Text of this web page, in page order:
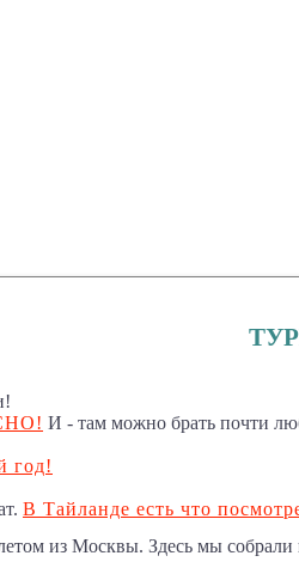
И - там можно брать почти
год!
В Тайланде есть что
из Москвы. Здесь мы